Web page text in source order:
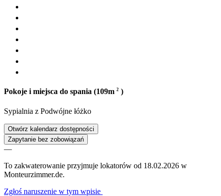
Pokoje i miejsca do spania (109m 2 )
Sypialnia z Podwójne łóżko
Otwórz kalendarz dostępności
Zapytanie bez zobowiązań
—
To zakwaterowanie przyjmuje lokatorów od 18.02.2026 w
Monteurzimmer.de.
Zgłoś naruszenie w tym wpisie